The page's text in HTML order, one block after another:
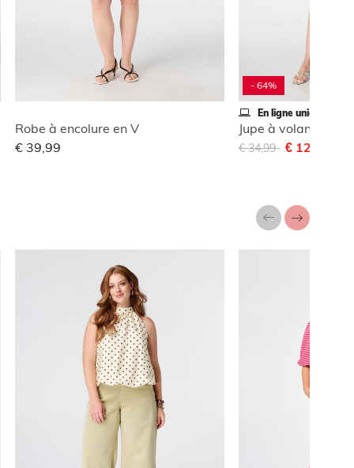
Robe à encolure en V
€ 39,99
- 64%
En ligne uniquement
Jupe à volants
Remise de
€ 34,99à € 12,50